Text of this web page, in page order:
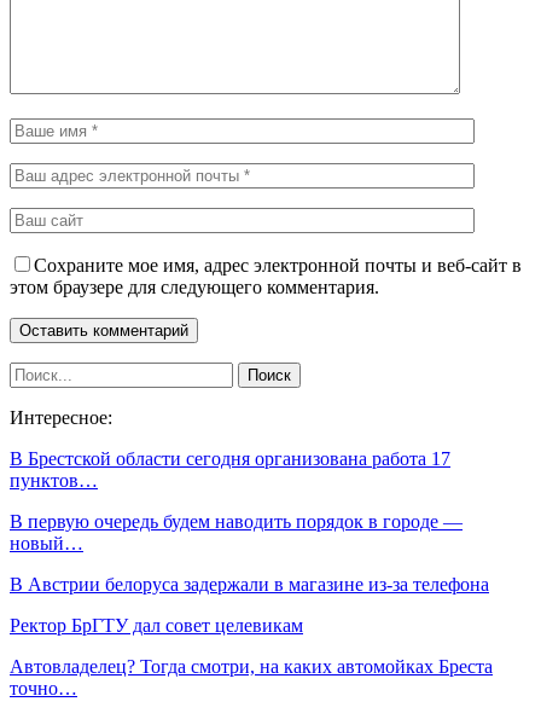
Сохраните мое имя, адрес электронной почты и веб-сайт в
этом браузере для следующего комментария.
Интересное:
В Брестской области сегодня организована работа 17
пунктов…
В первую очередь будем наводить порядок в городе —
новый…
В Австрии белоруса задержали в магазине из-за телефона
Ректор БрГТУ дал совет целевикам
Автовладелец? Тогда смотри, на каких автомойках Бреста
точно…